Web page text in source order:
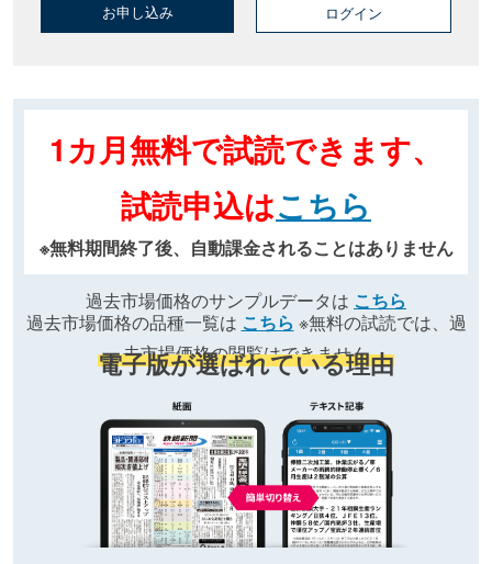
お申し込み ログイン
1カ月無料で試読できます、
試読申込はこちら
※無料期間終了後、自動課金されることはありません
過去市場価格のサンプルデータは こちら
過去市場価格の品種一覧は こちら ※無料の試読では、過
去市場価格の閲覧はできません
電子版が選ばれている理由